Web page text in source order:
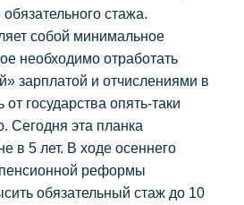
стажа.
собой минимальное
необходимо отработать
зарплатой и отчислениями в
государства опять-таки
Сегодня эта планка
в 5 лет. В ходе осеннего
реформы
обязательный стаж до 10